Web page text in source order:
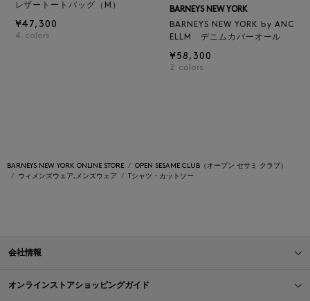
レザートートバッグ（M）
¥47,300
4 colors
BARNEYS NEW YORK
BARNEYS NEW YORK by ANC
ELLM デニムカバーオール
¥58,300
2 colors
BARNEYS NEW YORK ONLINE STORE
OPEN SESAME CLUB（オープン セサミ クラブ）
ウィメンズウェア,メンズウェア
Tシャツ・カットソー
会社情報
オンラインストアショッピングガイド